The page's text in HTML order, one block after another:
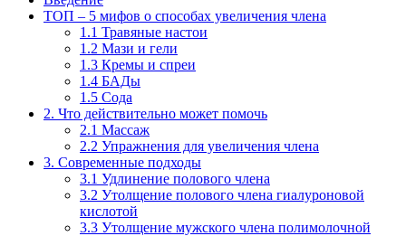
ТОП – 5 мифов о способах увеличения члена
1.1 Травяные настои
1.2 Мази и гели
1.3 Кремы и спреи
1.4 БАДы
1.5 Сода
2. Что действительно может помочь
2.1 Массаж
2.2 Упражнения для увеличения члена
3. Современные подходы
3.1 Удлинение полового члена
3.2 Утолщение полового члена гиалуроновой
кислотой
3.3 Утолщение мужского члена полимолочной